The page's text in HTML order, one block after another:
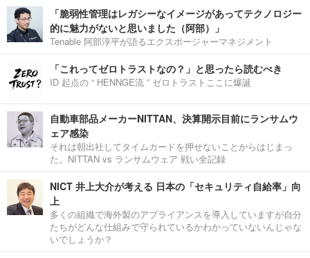
「脆弱性管理はレガシーなイメージがあってテクノロジー
的に魅力がないと思いました（阿部）」
Tenable 阿部淳平が語るエクスポージャーマネジメント
「これってゼロトラストなの？」と思ったら読むべき
ID 起点の “ HENNGE流 ” ゼロトラストここに爆誕
自動車部品メーカーNITTAN、決算開示目前にランサムウ
ェア感染
それは朝出社してタイムカードを押せないことからはじまっ
た。NITTAN vs ランサムウェア 戦い全記録
NICT 井上大介が考える 日本の「セキュリティ自給率」向
上
多くの組織で海外製のアプライアンスを導入していますが自分
たちがどんな仕組みで守られているかわかっていないんじゃな
いでしょうか？